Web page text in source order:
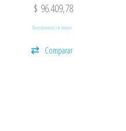
$ 96.409,78
Revestimientos de Interior
Comparar